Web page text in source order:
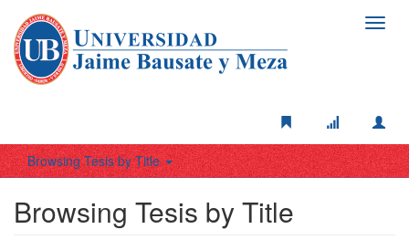
Browsing Tesis by Title
Browsing Tesis by Title